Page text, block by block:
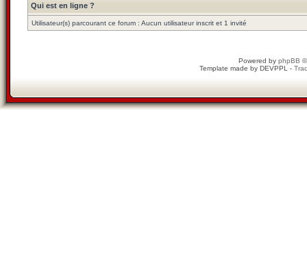
Qui est en ligne ?
Utilisateur(s) parcourant ce forum : Aucun utilisateur inscrit et 1 invité
Powered by phpBB
Template made by DEVPPL -